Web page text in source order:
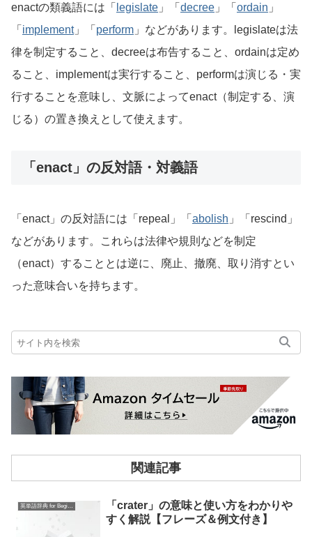
enactの類義語には「 legislate 」「 decree 」「 ordain 」
「 implement」「 perform 」などがあります。legislateは法
律を制定すること、decreeは布告すること、ordainは定め
ること、implementは実行すること、performは演じる・実
行することを意味し、文脈によってenact（制定する、演
じる）の置き換えとして使えます。
「enact」の反対語・対義語
「enact」の反対語には「repeal」「 abolish 」「rescind」
などがあります。これらは法律や規則などを制定
（enact）することとは逆に、廃止、撤廃、取り消すとい
った意味合いを持ちます。
関連記事
英単語辞典 for Beginners
「crater」の意味と使い方をわかりや
すく解説【フレーズ＆例文付き】